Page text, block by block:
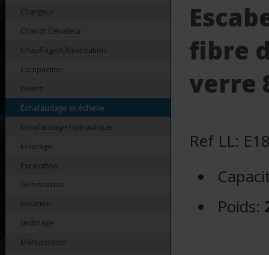
Chargeur
Chariot Élévateur
Chauffage/Climatisation
Compaction
Divers
Échafaudage et échelle
Echafaudage hydraulique
Éclairage
Excavation
Génératrice
Isolation
Jardinage
Manutention
fibre
verre
Ref LL:
Poids: